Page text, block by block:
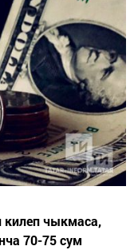
килеп чыкмаса,
70-75 сум